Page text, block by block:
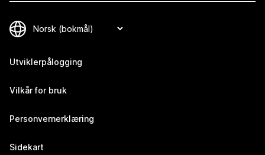
Utviklerpålogging
Vilkår for bruk
Personvernerklæring
Sidekart